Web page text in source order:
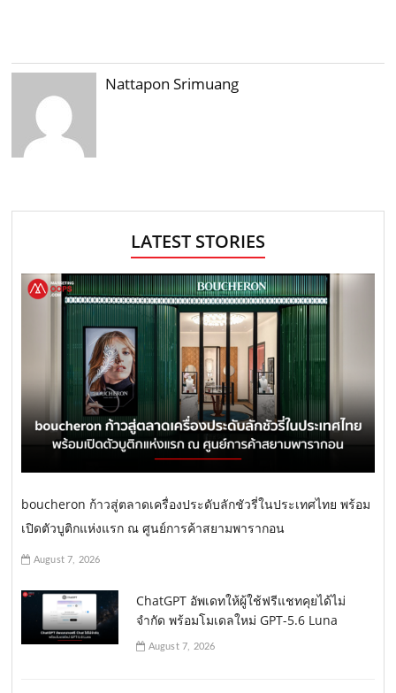
Nattapon Srimuang
LATEST STORIES
boucheron ก้าวสู่ตลาดเครื่องประดับลักชัวรี่ในประเทศไทย พร้อม
เปิดตัวบูติกแห่งแรก ณ ศูนย์การค้าสยามพารากอน
August 7, 2026
ChatGPT อัพเดทให้ผู้ใช้ฟรีแชทคุยได้ไม่
จำกัด พร้อมโมเดลใหม่ GPT-5.6 Luna
August 7, 2026